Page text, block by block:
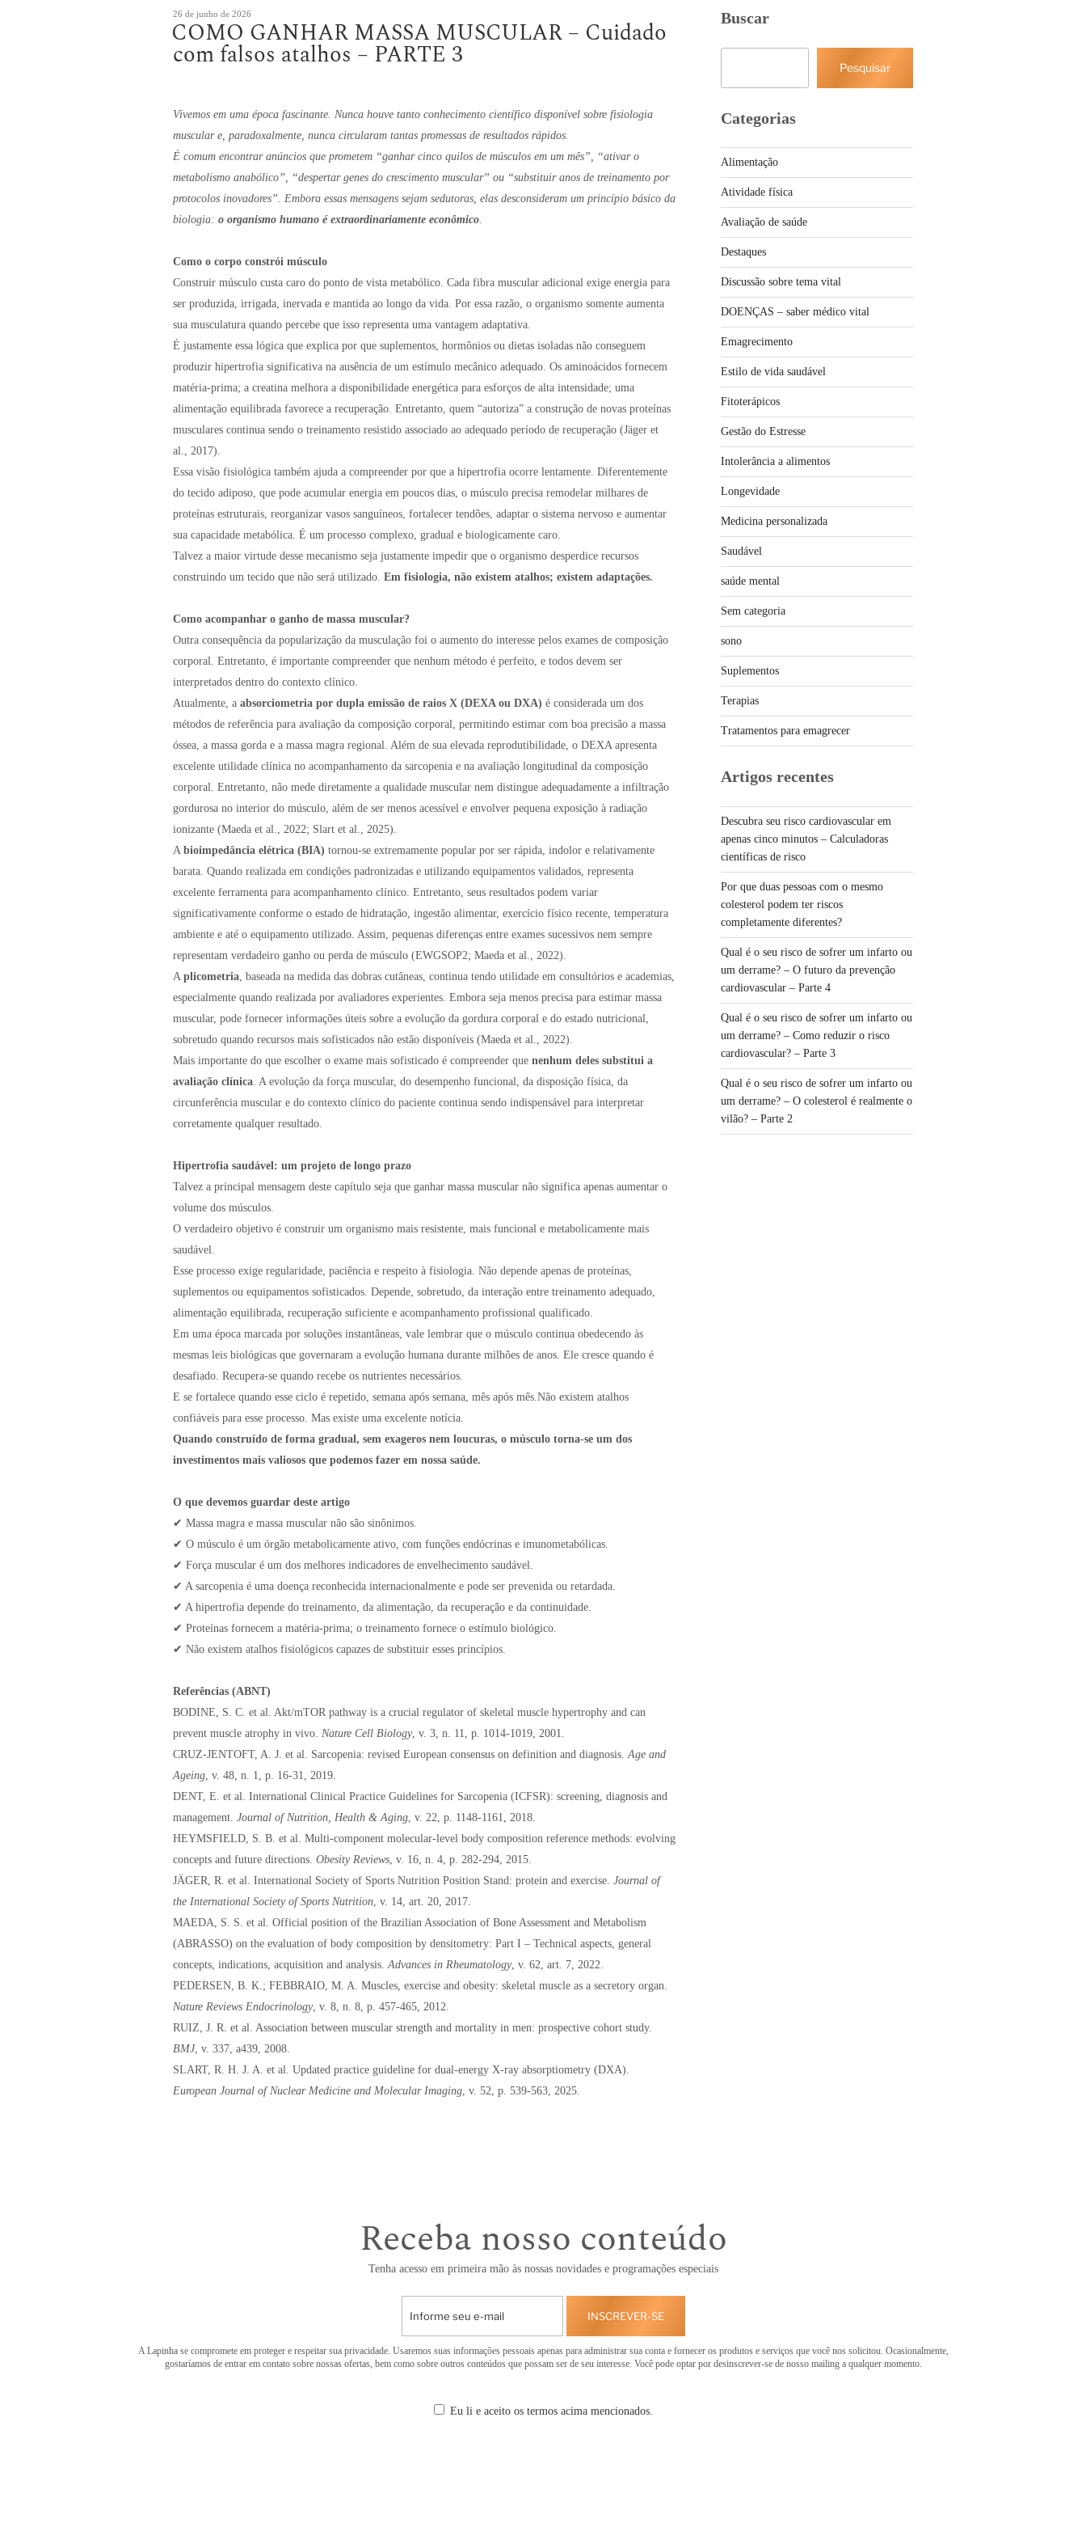
Publicado
em
26 de junho de 2026
COMO GANHAR MASSA MUSCULAR – Cuidado
com falsos atalhos – PARTE 3
Vivemos em uma época fascinante. Nunca houve tanto conhecimento científico disponível sobre fisiologia
muscular e, paradoxalmente, nunca circularam tantas promessas de resultados rápidos.
É comum encontrar anúncios que prometem “ganhar cinco quilos de músculos em um mês”, “ativar o
metabolismo anabólico”, “despertar genes do crescimento muscular” ou “substituir anos de treinamento por
protocolos inovadores”. Embora essas mensagens sejam sedutoras, elas desconsideram um princípio básico da
biologia: o organismo humano é extraordinariamente econômico
Como o corpo constrói músculo
Construir músculo custa caro do ponto de vista metabólico. Cada fibra muscular adicional exige energia para
ser produzida, irrigada, inervada e mantida ao longo da vida. Por essa razão, o organismo somente aumenta
sua musculatura quando percebe que isso representa uma vantagem adaptativa.
É justamente essa lógica que explica por que suplementos, hormônios ou dietas isoladas não conseguem
produzir hipertrofia significativa na ausência de um estímulo mecânico adequado. Os aminoácidos fornecem
matéria-prima; a creatina melhora a disponibilidade energética para esforços de alta intensidade; uma
alimentação equilibrada favorece a recuperação. Entretanto, quem “autoriza” a construção de novas proteínas
musculares continua sendo o treinamento resistido associado ao adequado período de recuperação (Jäger et
al., 2017).
Essa visão fisiológica também ajuda a compreender por que a hipertrofia ocorre lentamente. Diferentemente
do tecido adiposo, que pode acumular energia em poucos dias, o músculo precisa remodelar milhares de
proteínas estruturais, reorganizar vasos sanguíneos, fortalecer tendões, adaptar o sistema nervoso e aumentar
sua capacidade metabólica. É um processo complexo, gradual e biologicamente caro.
Talvez a maior virtude desse mecanismo seja justamente impedir que o organismo desperdice recursos
construindo um tecido que não será utilizado. Em fisiologia, não existem atalhos; existem adaptações.
Como acompanhar o ganho de massa muscular?
Outra consequência da popularização da musculação foi o aumento do interesse pelos exames de composição
corporal. Entretanto, é importante compreender que nenhum método é perfeito, e todos devem ser
interpretados dentro do contexto clínico.
Atualmente, a absorciometria por dupla emissão de raios X (DEXA ou DXA) é considerada um dos
métodos de referência para avaliação da composição corporal, permitindo estimar com boa precisão a massa
óssea, a massa gorda e a massa magra regional. Além de sua elevada reprodutibilidade, o DEXA apresenta
excelente utilidade clínica no acompanhamento da sarcopenia e na avaliação longitudinal da composição
corporal. Entretanto, não mede diretamente a qualidade muscular nem distingue adequadamente a infiltração
gordurosa no interior do músculo, além de ser menos acessível e envolver pequena exposição à radiação
ionizante (Maeda et al., 2022; Slart et al., 2025).
A bioimpedância elétrica (BIA) tornou-se extremamente popular por ser rápida, indolor e relativamente
barata. Quando realizada em condições padronizadas e utilizando equipamentos validados, representa
excelente ferramenta para acompanhamento clínico. Entretanto, seus resultados podem variar
significativamente conforme o estado de hidratação, ingestão alimentar, exercício físico recente, temperatura
ambiente e até o equipamento utilizado. Assim, pequenas diferenças entre exames sucessivos nem sempre
representam verdadeiro ganho ou perda de músculo (EWGSOP2; Maeda et al., 2022).
A plicometria , baseada na medida das dobras cutâneas, continua tendo utilidade em consultórios e academias,
especialmente quando realizada por avaliadores experientes. Embora seja menos precisa para estimar massa
muscular, pode fornecer informações úteis sobre a evolução da gordura corporal e do estado nutricional,
sobretudo quando recursos mais sofisticados não estão disponíveis (Maeda et al., 2022).
Mais importante do que escolher o exame mais sofisticado é compreender que nenhum deles substitui a
avaliação clínica . A evolução da força muscular, do desempenho funcional, da disposição física, da
circunferência muscular e do contexto clínico do paciente continua sendo indispensável para interpretar
corretamente qualquer resultado.
Hipertrofia saudável: um projeto de longo prazo
Talvez a principal mensagem deste capítulo seja que ganhar massa muscular não significa apenas aumentar o
volume dos músculos.
O verdadeiro objetivo é construir um organismo mais resistente, mais funcional e metabolicamente mais
saudável.
Esse processo exige regularidade, paciência e respeito à fisiologia. Não depende apenas de proteínas,
suplementos ou equipamentos sofisticados. Depende, sobretudo, da interação entre treinamento adequado,
alimentação equilibrada, recuperação suficiente e acompanhamento profissional qualificado.
Em uma época marcada por soluções instantâneas, vale lembrar que o músculo continua obedecendo às
mesmas leis biológicas que governaram a evolução humana durante milhões de anos. Ele cresce quando é
desafiado. Recupera-se quando recebe os nutrientes necessários.
E se fortalece quando esse ciclo é repetido, semana após semana, mês após mês.Não existem atalhos
confiáveis para esse processo. Mas existe uma excelente notícia.
Quando construído de forma gradual, sem exageros nem loucuras, o músculo torna-se um dos
investimentos mais valiosos que podemos fazer em nossa saúde.
O que devemos guardar deste artigo
✔ Massa magra e massa muscular não são sinônimos.
✔ O músculo é um órgão metabolicamente ativo, com funções endócrinas e imunometabólicas.
✔ Força muscular é um dos melhores indicadores de envelhecimento saudável.
✔ A sarcopenia é uma doença reconhecida internacionalmente e pode ser prevenida ou retardada.
✔ A hipertrofia depende do treinamento, da alimentação, da recuperação e da continuidade.
✔ Proteínas fornecem a matéria-prima; o treinamento fornece o estímulo biológico.
✔ Não existem atalhos fisiológicos capazes de substituir esses princípios.
Referências (ABNT)
BODINE, S. C. et al. Akt/mTOR pathway is a crucial regulator of skeletal muscle hypertrophy and can
prevent muscle atrophy in vivo. Nature Cell Biology, v. 3, n. 11, p. 1014-1019, 2001.
CRUZ-JENTOFT, A. J. et al. Sarcopenia: revised European consensus on definition and diagnosis. Age and
Ageing , v. 48, n. 1, p. 16-31, 2019.
DENT, E. et al. International Clinical Practice Guidelines for Sarcopenia (ICFSR): screening, diagnosis and
management. Journal of Nutrition, Health & Aging , v. 22, p. 1148-1161, 2018.
HEYMSFIELD, S. B. et al. Multi-component molecular-level body composition reference methods: evolving
concepts and future directions. Obesity Reviews , v. 16, n. 4, p. 282-294, 2015.
JÄGER, R. et al. International Society of Sports Nutrition Position Stand: protein and exercise. Journal of
the International Society of Sports Nutrition , v. 14, art. 20, 2017.
MAEDA, S. S. et al. Official position of the Brazilian Association of Bone Assessment and Metabolism
(ABRASSO) on the evaluation of body composition by densitometry: Part I – Technical aspects, general
concepts, indications, acquisition and analysis. Advances in Rheumatology, v. 62, art. 7, 2022.
PEDERSEN, B. K.; FEBBRAIO, M. A. Muscles, exercise and obesity: skeletal muscle as a secretory organ.
Nature Reviews Endocrinology, v. 8, n. 8, p. 457-465, 2012.
RUIZ, J. R. et al. Association between muscular strength and mortality in men: prospective cohort study.
BMJ, v. 337, a439, 2008.
SLART, R. H. J. A. et al. Updated practice guideline for dual-energy X-ray absorptiometry (DXA).
European Journal of Nuclear Medicine and Molecular Imaging , v. 52, p. 539-563, 2025.
Buscar
Pesquisar
Categorias
Alimentação
Atividade física
Avaliação de saúde
Destaques
Discussão sobre tema vital
DOENÇAS – saber médico vital
Emagrecimento
Estilo de vida saudável
Fitoterápicos
Gestão do Estresse
Intolerância a alimentos
Longevidade
Medicina personalizada
Saudável
saúde mental
Sem categoria
sono
Suplementos
Terapias
Tratamentos para emagrecer
Artigos recentes
Descubra seu risco cardiovascular em
apenas cinco minutos – Calculadoras
científicas de risco
Por que duas pessoas com o mesmo
colesterol podem ter riscos
completamente diferentes?
Qual é o seu risco de sofrer um infarto ou
um derrame? – O futuro da prevenção
cardiovascular – Parte 4
Qual é o seu risco de sofrer um infarto ou
um derrame? – Como reduzir o risco
cardiovascular? – Parte 3
Qual é o seu risco de sofrer um infarto ou
um derrame? – O colesterol é realmente o
vilão? – Parte 2
Receba nosso conteúdo
Tenha acesso em primeira mão às nossas novidades e programações especiais
INSCREVER-SE
A Lapinha se compromete em proteger e respeitar sua privacidade. Usaremos suas informações pessoais apenas para administrar sua conta e fornecer os produtos e serviços que você nos solicitou. Ocasionalmente,
gostaríamos de entrar em contato sobre nossas ofertas, bem como sobre outros conteúdos que possam ser de seu interesse. Você pode optar por desinscrever-se de nosso mailing a qualquer momento.
Eu li e aceito os termos acima mencionados.